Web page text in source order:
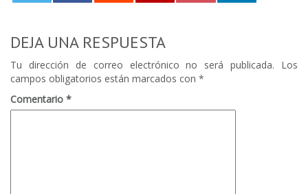
DEJA UNA RESPUESTA
Tu dirección de correo electrónico no será publicada.
Los
campos obligatorios están marcados con *
Comentario *